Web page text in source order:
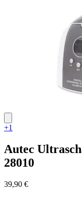
+1
Autec
28010
39,90 €